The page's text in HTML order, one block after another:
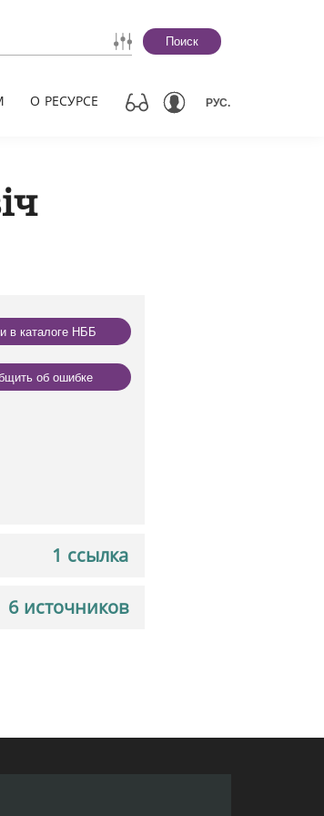
Поиск
О РЕСУРСЕ РУС.
в каталоге НББ
об ошибке
1 ссылка
6 источников